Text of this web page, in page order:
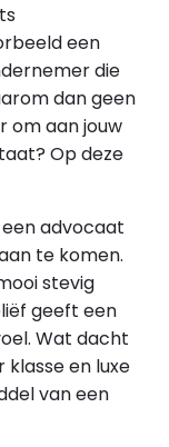
een
die
dan geen
om aan jouw
Op deze
advocaat
te komen.
stevig
geeft een
Wat dacht
en luxe
van een